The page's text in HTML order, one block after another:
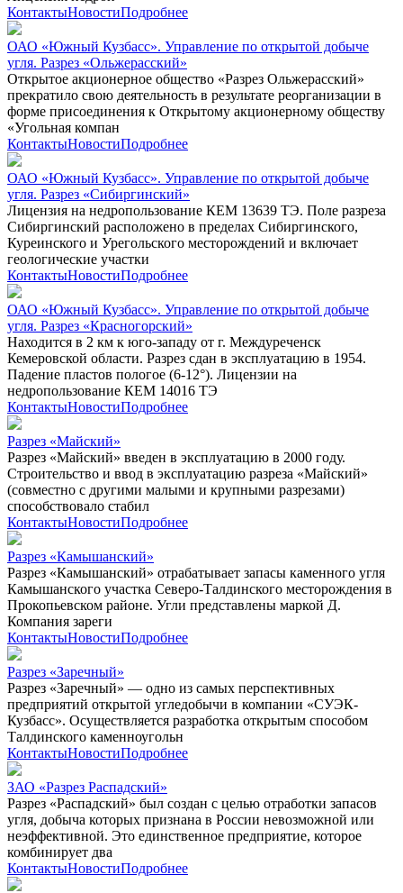
КонтактыНовостиПодробнее
ОАО «Южный Кузбасс». Управление по открытой добыче
угля. Разрез «Ольжерасский»
Открытое акционерное общество «Разрез Ольжерасский»
прекратило свою деятельность в результате реорганизации в
форме присоединения к Открытому акционерному обществу
«Угольная компан
КонтактыНовостиПодробнее
ОАО «Южный Кузбасс». Управление по открытой добыче
угля. Разрез «Сибиргинский»
Лицензия на недропользование КЕМ 13639 ТЭ. Поле разреза
Сибиргинский расположено в пределах Сибиргинского,
Куреинского и Урегольского месторождений и включает
геологические участки
КонтактыНовостиПодробнее
ОАО «Южный Кузбасс». Управление по открытой добыче
угля. Разрез «Красногорский»
Находится в 2 км к юго-западу от г. Междуреченск
Кемеровской области. Разрез сдан в эксплуатацию в 1954.
Падение пластов пологое (6-12°). Лицензии на
недропользование КЕМ 14016 ТЭ
КонтактыНовостиПодробнее
Разрез «Майский»
Разрез «Майский» введен в эксплуатацию в 2000 году.
Строительство и ввод в эксплуатацию разреза «Майский»
(совместно с другими малыми и крупными разрезами)
способствовало стабил
КонтактыНовостиПодробнее
Разрез «Камышанский»
Разрез «Камышанский» отрабатывает запасы каменного угля
Камышанского участка Северо-Талдинского месторождения в
Прокопьевском районе. Угли представлены маркой Д.
Компания зареги
КонтактыНовостиПодробнее
Разрез «Заречный»
Разрез «Заречный» — одно из самых перспективных
предприятий открытой угледобычи в компании «СУЭК-
Кузбасс». Осуществляется разработка открытым способом
Талдинского каменноугольн
КонтактыНовостиПодробнее
ЗАО «Разрез Распадский»
Разрез «Распадский» был создан с целью отработки запасов
угля, добыча которых признана в России невозможной или
неэффективной. Это единственное предприятие, которое
комбинирует два
КонтактыНовостиПодробнее